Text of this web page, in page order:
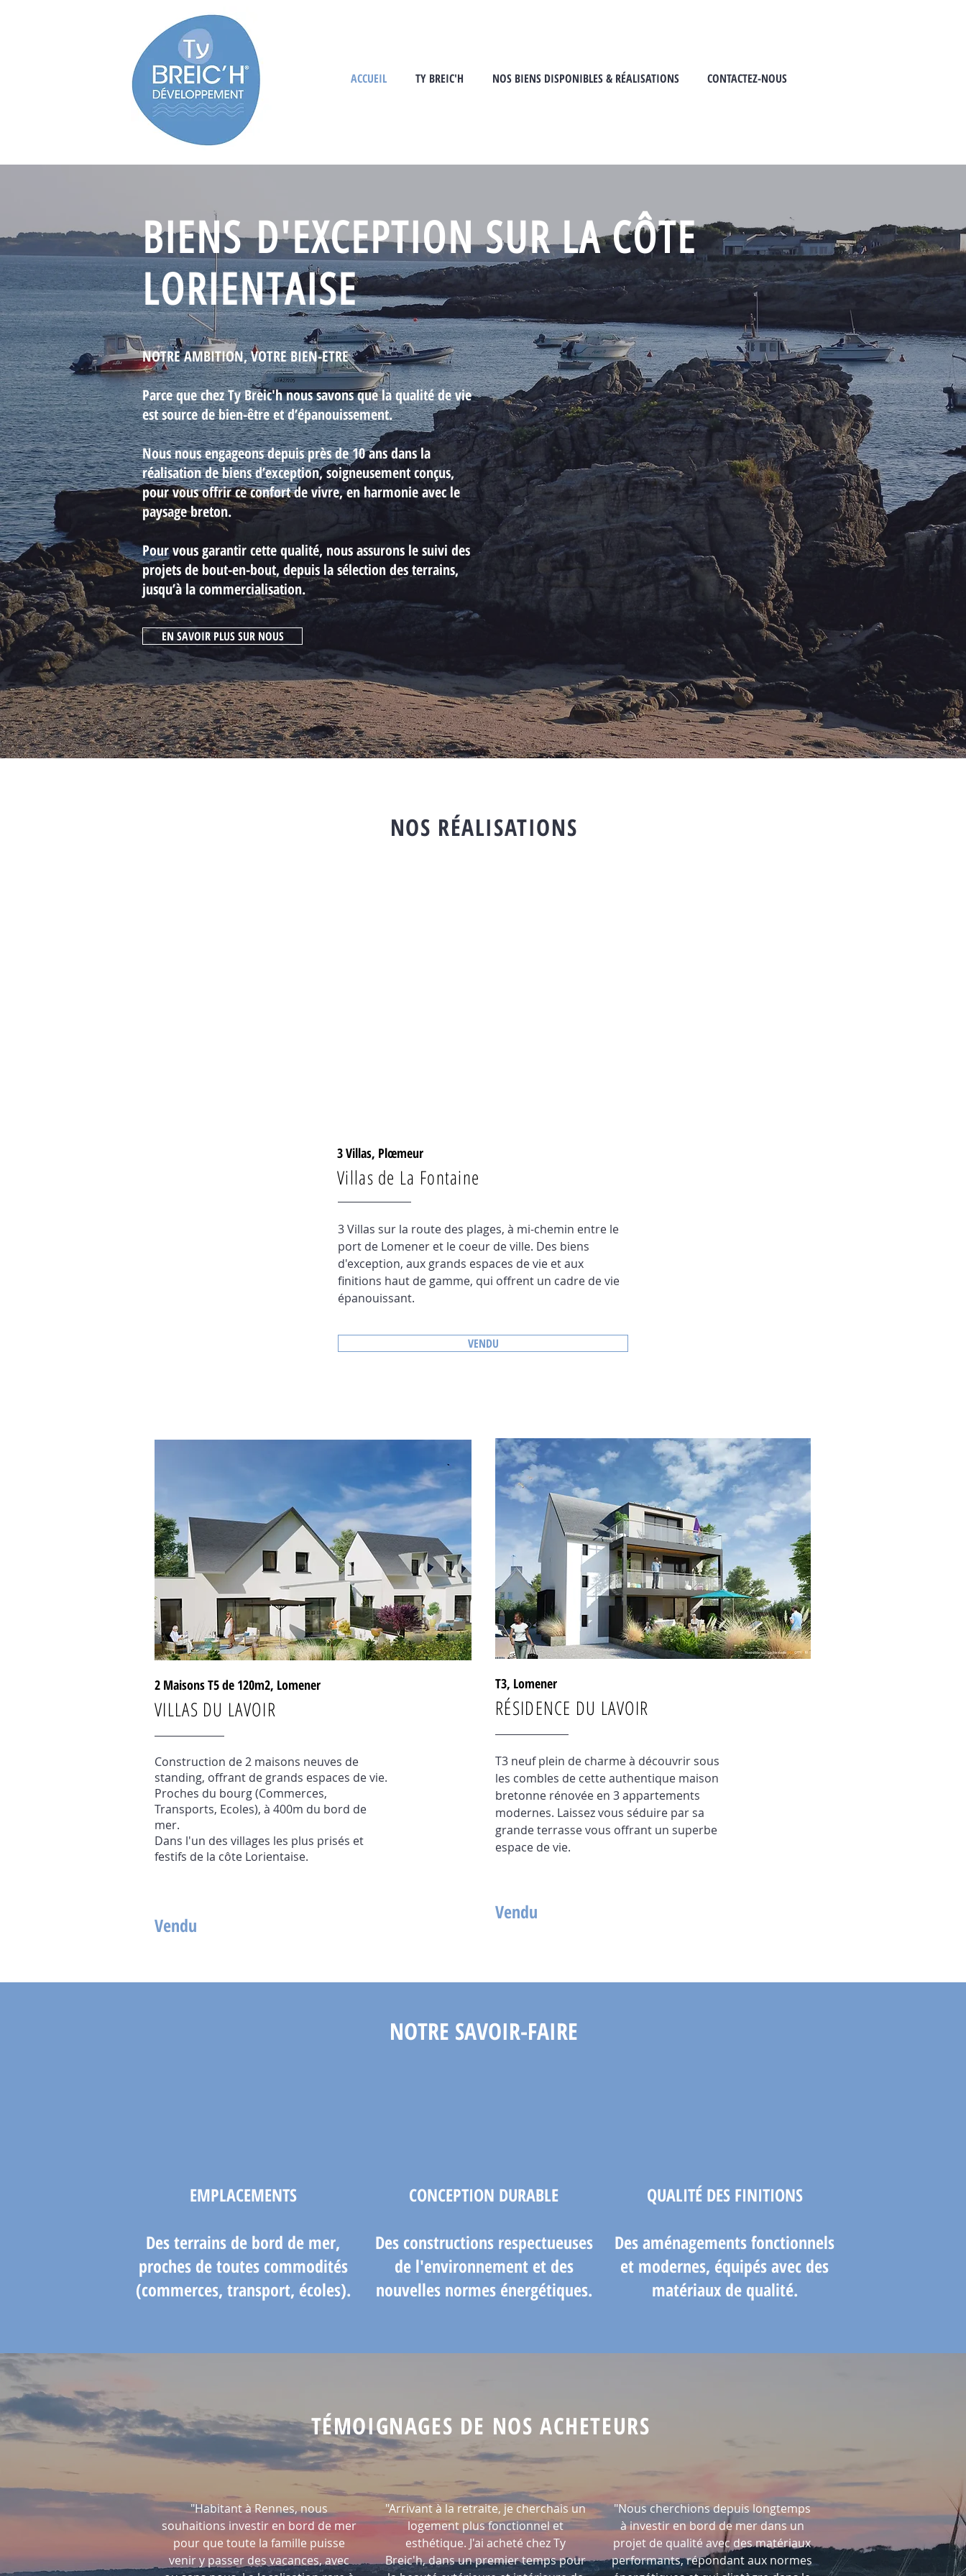
ACCUEIL TY BREIC'H NOS BIENS DISPONIBLES & RÉALISATIONS CONTACTEZ-NOUS
BIENS D'EXCEPTION SUR LA CÔTE
LORIENTAISE
NOTRE AMBITION, VOTRE BIEN-ETRE
Parce que chez Ty Breic'h nous savons que la qualité de vie
est source de bien-être et d’épanouissement.
Nous nous engageons depuis près de 10 ans dans la
réalisation de biens d’exception, soigneusement conçus,
pour vous offrir ce confort de vivre, en harmonie avec le
paysage breton.
Pour vous garantir cette qualité, nous assurons le suivi des
projets de bout-en-bout, depuis la sélection des terrains,
jusqu’à la commercialisation.
EN SAVOIR PLUS SUR NOUS
NOS RÉALISATIONS
3 Villas, Plœmeur
Villas de La Fontaine
3 Villas sur la route des plages, à mi-chemin entre le
port de Lomener et le coeur de ville. Des biens
d'exception, aux grands espaces de vie et aux
finitions haut de gamme, qui offrent un cadre de vie
épanouissant.
VENDU
2 Maisons T5 de 120m2, Lomener
VILLAS DU LAVOIR
Construction de 2 maisons neuves de
standing, offrant de grands espaces de vie.
Proches du bourg (Commerces,
Transports, Ecoles), à 400m du bord de
mer.
Dans l'un des villages les plus prisés et
festifs de la côte Lorientaise.
Vendu
T3, Lomener
RÉSIDENCE DU LAVOIR
T3 neuf plein de charme à découvrir sous
les combles de cette authentique maison
bretonne rénovée en 3 appartements
modernes. Laissez vous séduire par sa
grande terrasse vous offrant un superbe
espace de vie.
Vendu
NOTRE SAVOIR-FAIRE
EMPLACEMENTS
Des terrains de bord de mer,
proches de toutes commodités
(commerces, transport, écoles).
CONCEPTION DURABLE
Des constructions respectueuses
de l'environnement et des
nouvelles normes énergétiques.
QUALITÉ DES FINITIONS
Des aménagements fonctionnels
et modernes, équipés avec des
matériaux de qualité.
TÉMOIGNAGES DE NOS ACHETEURS
"Habitant à Rennes, nous
souhaitions investir en bord de mer
pour que toute la famille puisse
venir y passer des vacances, avec
"Arrivant à laretraite, je cherchais un
logement plus fonctionnel et
esthétique. J'ai acheté chez Ty
Breic'h, dans un premier temps pour
"Nous cherchions depuis longtemps
à investir en bord de mer dans un
projet de qualité avec des matériaux
performants, répondant aux normes